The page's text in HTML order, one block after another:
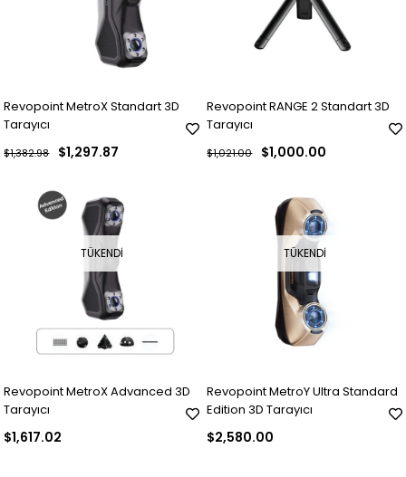
Revopoint MetroX Standart 3D
Tarayıcı
$1,297.87
$1,382.98
Revopoint RANGE 2 Standart 3D
Tarayıcı
$1,000.00
$1,021.00
TÜKENDI
Revopoint MetroX Advanced 3D
Tarayıcı
$1,617.02
TÜKENDI
Revopoint MetroY Ultra Standard
Edition 3D Tarayıcı
$2,580.00